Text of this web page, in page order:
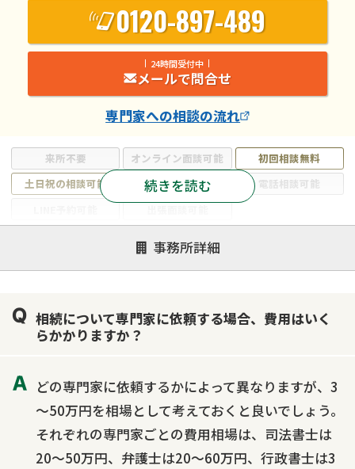
来所不要 オンライン面談可能
初回相談無料
土日祝の相談可能
19時以降電話可能
電話相談可能
遺言書作成・遺言執行
相続放棄
相続登記
相続手続き
銀行手続き
家族信託
成年後見・任意後見
相続トラブル
続きを読む
0120-897-489
24時間受付中
メールで問合せ
専門家への相談の流れ
事務所詳細
相続について専門家に依頼する場合、費用はいく
らかかりますか？
どの専門家に依頼するかによって異なりますが、3
～50万円を相場として考えておくと良いでしょう。
それぞれの専門家ごとの費用相場は、司法書士は
20～50万円、弁護士は20～60万円、行政書士は3